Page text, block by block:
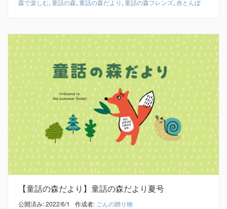
森で楽しむ, 童話の森, 童話の森だより , 童話の森フレンズ, 赤とんぼ
【童話の森だより】童話の森だより夏号
公開済み: 2022/6/1 作成者: ごんの贈り物